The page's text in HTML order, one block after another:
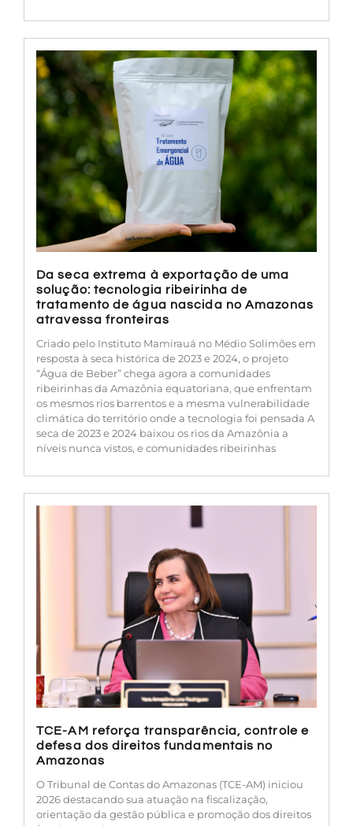
Da seca extrema à exportação de uma
solução: tecnologia ribeirinha de
tratamento de água nascida no Amazonas
atravessa fronteiras
Criado pelo Instituto Mamirauá no Médio Solimões em
resposta à seca histórica de 2023 e 2024, o projeto
“Água de Beber” chega agora a comunidades
ribeirinhas da Amazônia equatoriana, que enfrentam
os mesmos rios barrentos e a mesma vulnerabilidade
climática do território onde a tecnologia foi pensada A
seca de 2023 e 2024 baixou os rios da Amazônia a
níveis nunca vistos, e comunidades ribeirinhas
TCE-AM reforça transparência, controle e
defesa dos direitos fundamentais no
Amazonas
O Tribunal de Contas do Amazonas (TCE-AM) iniciou
2026 destacando sua atuação na fiscalização,
orientação da gestão pública e promoção dos direitos